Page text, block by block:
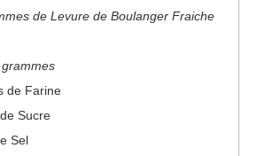
de Levure de Boulanger Fraiche
de Farine
Sucre
Sel